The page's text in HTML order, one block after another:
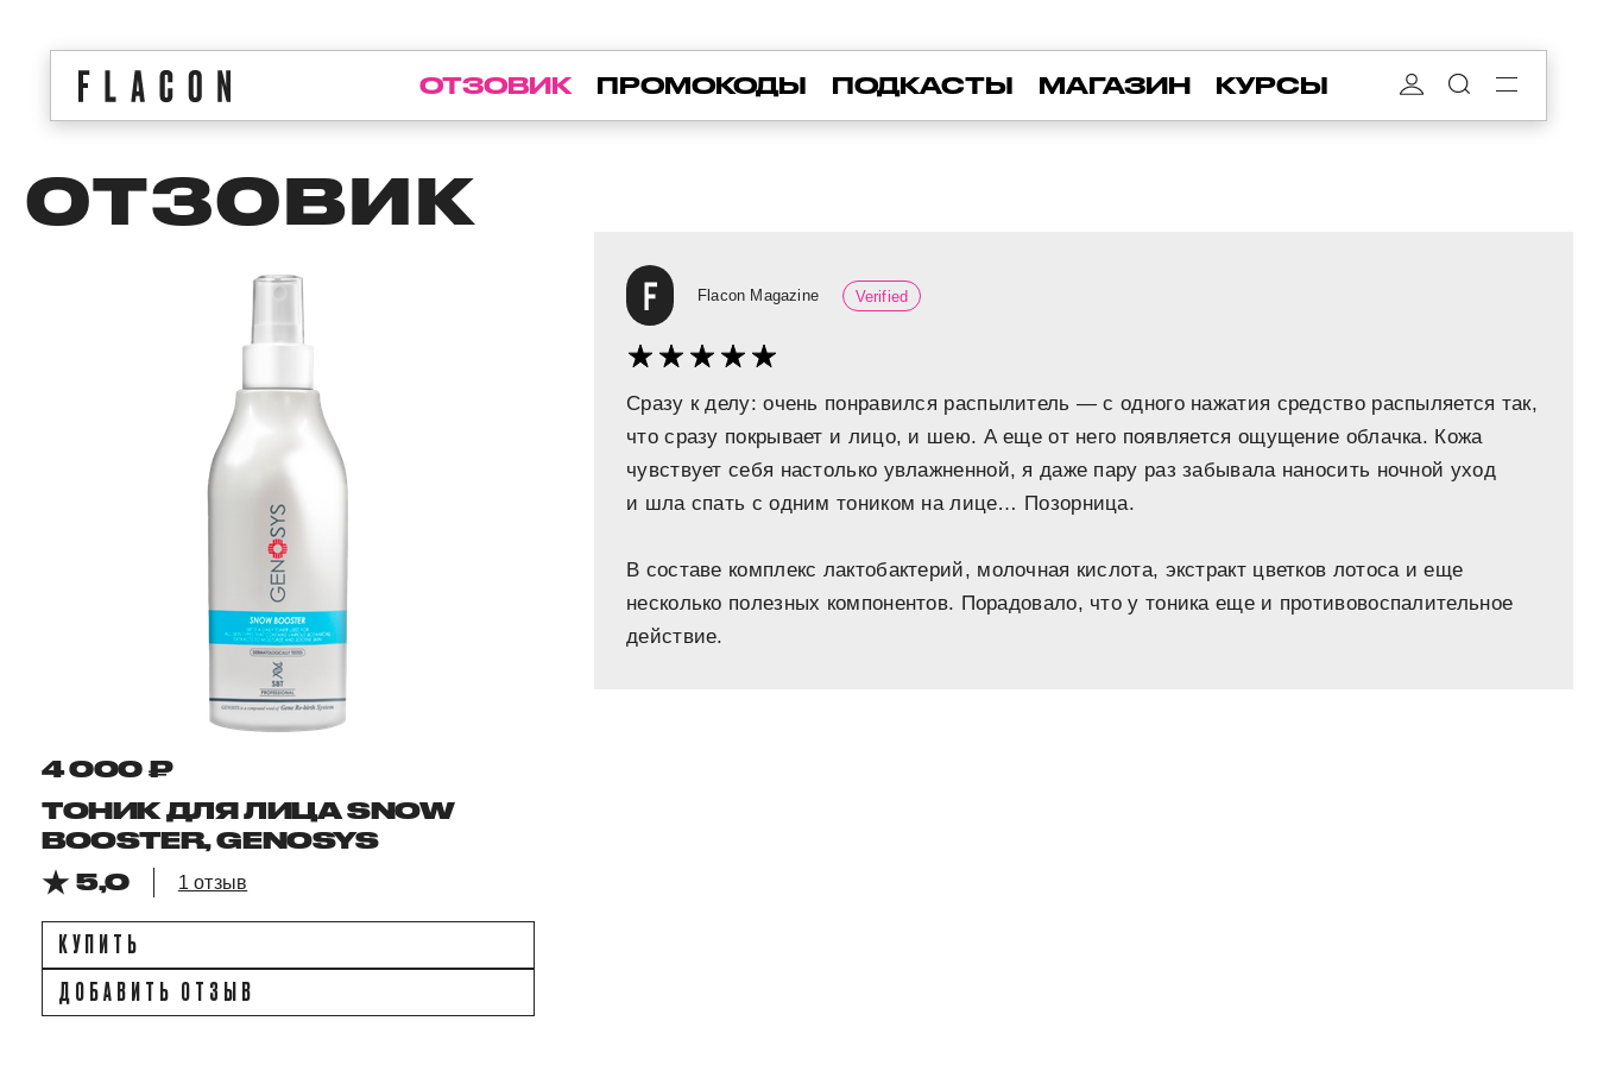
ОТЗОВИК ПРОМОКОДЫ ПОДКАСТЫ МАГАЗИН КУРСЫ
ОТЗОВИК
4 000 ₽
ТОНИК ДЛЯ ЛИЦА SNOW
BOOSTER, GENOSYS
5,0
1 отзыв
КУПИТЬ
ДОБАВИТЬ ОТЗЫВ
Flacon Magazine Verified
Сразу к делу: очень понравился распылитель — с одного нажатия средство распыляется так,
что сразу покрывает и лицо, и шею. А еще от него появляется ощущение облачка. Кожа
чувствует себя настолько увлажненной, я даже пару раз забывала наносить ночной уход
и шла спать с одним тоником на лице… Позорница.
В составе комплекс лактобактерий, молочная кислота, экстракт цветков лотоса и еще
несколько полезных компонентов. Порадовало, что у тоника еще и противовоспалительное
действие.